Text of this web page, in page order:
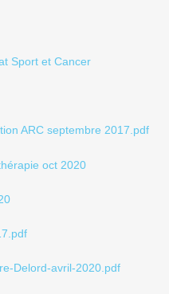
Sport et Cancer
ARC septembre 2017.pdf
oct 2020
Delord-avril-2020.pdf